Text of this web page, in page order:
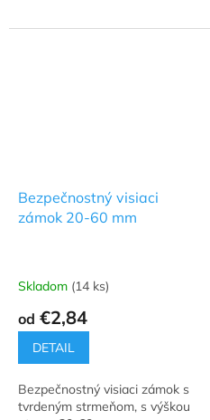
Bezpečnostný visiaci
zámok 20-60 mm
Priemerné
produktu
5,0
5
hviezdičiek.
Skladom (14 ks)
od €2,84
DETAIL
Bezpečnostný visiaci zámok s
tvrdeným strmeňom, s výškou